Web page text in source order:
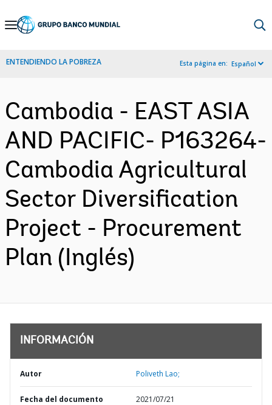
Skip
Navigation
ENTENDIENDO LA POBREZA Esta página en: Español
Cambodia - EAST ASIA
AND PACIFIC- P163264-
Cambodia Agricultural
Sector Diversification
Project - Procurement
Plan (Inglés)
INFORMACIÓN
Autor Poliveth Lao;
Fecha del documento 2021/07/21